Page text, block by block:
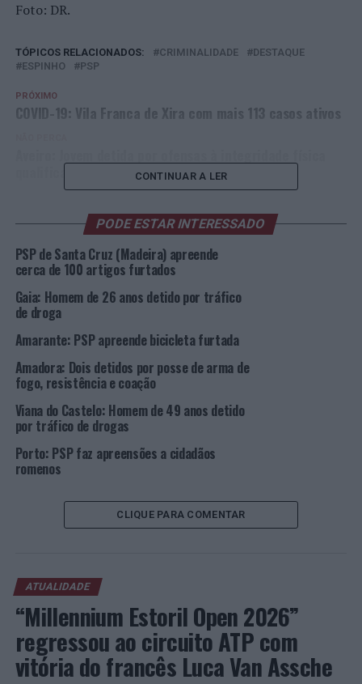
Foto: DR.
TÓPICOS RELACIONADOS: CRIMINALIDADE
DESTAQUE
ESPINHO
PSP
PRÓXIMO
COVID-19: Vila Franca de Xira com mais 113 casos ativos
qualificada
CONTINUAR A LER
PODE ESTAR INTERESSADO
PSP de Santa Cruz (Madeira) apreende
cerca de 100 artigos furtados
Gaia: Homem de 26 anos detido por tráfico
de droga
Amarante: PSP apreende bicicleta furtada
Amadora: Dois detidos por posse de arma de
fogo, resistência e coação
Viana do Castelo: Homem de 49 anos detido
por tráfico de drogas
Porto: PSP faz apreensões a cidadãos
romenos
CLIQUE PARA COMENTAR
ATUALIDADE
“Millennium Estoril Open 2026”
regressou ao circuito ATP com
vitória do francês Luca Van Assche